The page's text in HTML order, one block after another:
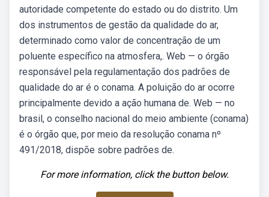
autoridade competente do estado ou do distrito. Um
dos instrumentos de gestão da qualidade do ar,
determinado como valor de concentração de um
poluente específico na atmosfera,. Web — o órgão
responsável pela regulamentação dos padrões de
qualidade do ar é o conama. A poluição do ar ocorre
principalmente devido a ação humana de. Web — no
brasil, o conselho nacional do meio ambiente (conama)
é o órgão que, por meio da resolução conama nº
491/2018, dispõe sobre padrões de.
For more information, click the button below.